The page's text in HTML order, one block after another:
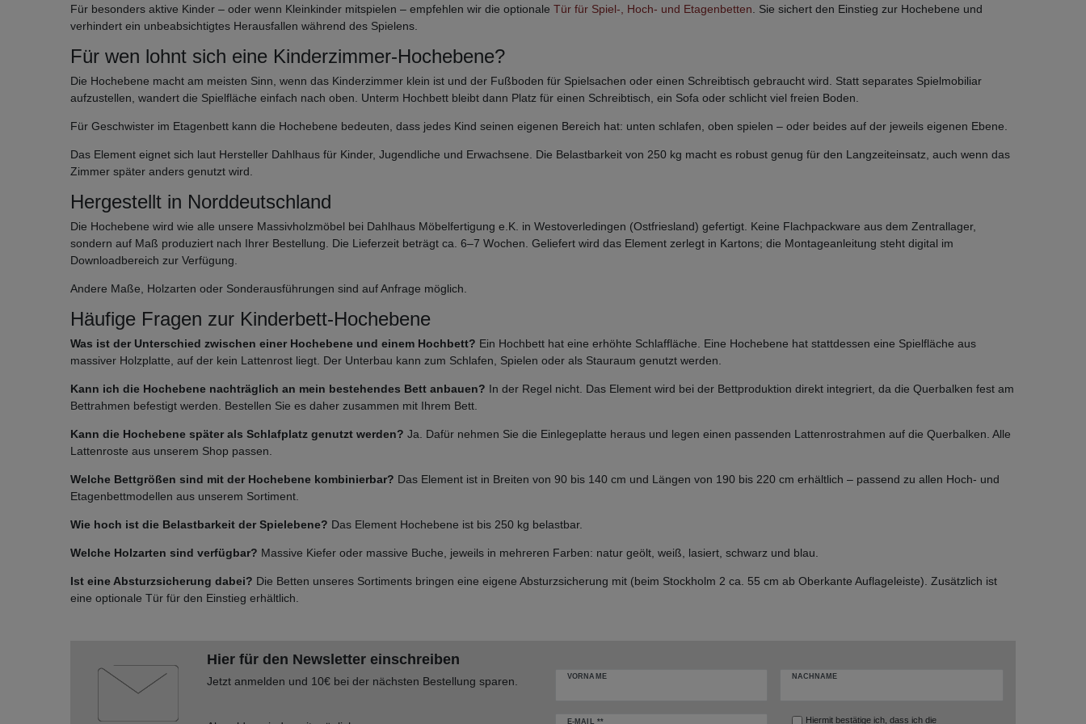
Für besonders aktive Kinder – oder wenn Kleinkinder mitspielen – empfehlen wir die optionale Tür für Spiel-, Hoch- und Etagenbetten . Sie sichert den Einstieg zur Hochebene und
verhindert ein unbeabsichtigtes Herausfallen während des Spielens.
Für wen lohnt sich eine Kinderzimmer-Hochebene?
Die Hochebene macht am meisten Sinn, wenn das Kinderzimmer klein ist und der Fußboden für Spielsachen oder einen Schreibtisch gebraucht wird. Statt separates Spielmobiliar
aufzustellen, wandert die Spielfläche einfach nach oben. Unterm Hochbett bleibt dann Platz für einen Schreibtisch, ein Sofa oder schlicht viel freien Boden.
Für Geschwister im Etagenbett kann die Hochebene bedeuten, dass jedes Kind seinen eigenen Bereich hat: unten schlafen, oben spielen – oder beides auf der jeweils eigenen Ebene.
Das Element eignet sich laut Hersteller Dahlhaus für Kinder, Jugendliche und Erwachsene. Die Belastbarkeit von 250 kg macht es robust genug für den Langzeiteinsatz, auch wenn das
Zimmer später anders genutzt wird.
Hergestellt in Norddeutschland
Die Hochebene wird wie alle unsere Massivholzmöbel bei Dahlhaus Möbelfertigung e.K. in Westoverledingen (Ostfriesland) gefertigt. Keine Flachpackware aus dem Zentrallager,
sondern auf Maß produziert nach Ihrer Bestellung. Die Lieferzeit beträgt ca. 6–7 Wochen. Geliefert wird das Element zerlegt in Kartons; die Montageanleitung steht digital im
Downloadbereich zur Verfügung.
Andere Maße, Holzarten oder Sonderausführungen sind auf Anfrage möglich.
Häufige Fragen zur Kinderbett-Hochebene
Was ist der Unterschied zwischen einer Hochebene und einem Hochbett? Ein Hochbett hat eine erhöhte Schlaffläche. Eine Hochebene hat stattdessen eine Spielfläche aus
massiver Holzplatte, auf der kein Lattenrost liegt. Der Unterbau kann zum Schlafen, Spielen oder als Stauraum genutzt werden.
Kann ich die Hochebene nachträglich an mein bestehendes Bett anbauen? In der Regel nicht. Das Element wird bei der Bettproduktion direkt integriert, da die Querbalken fest am
Bettrahmen befestigt werden. Bestellen Sie es daher zusammen mit Ihrem Bett.
Kann die Hochebene später als Schlafplatz genutzt werden? Ja. Dafür nehmen Sie die Einlegeplatte heraus und legen einen passenden Lattenrostrahmen auf die Querbalken. Alle
Lattenroste aus unserem Shop passen.
Welche Bettgrößen sind mit der Hochebene kombinierbar? Das Element ist in Breiten von 90 bis 140 cm und Längen von 190 bis 220 cm erhältlich – passend zu allen Hoch- und
Etagenbettmodellen aus unserem Sortiment.
Wie hoch ist die Belastbarkeit der Spielebene? Das Element Hochebene ist bis 250 kg belastbar.
Welche Holzarten sind verfügbar? Massive Kiefer oder massive Buche, jeweils in mehreren Farben: natur geölt, weiß, lasiert, schwarz und blau.
Ist eine Absturzsicherung dabei? Die Betten unseres Sortiments bringen eine eigene Absturzsicherung mit (beim Stockholm 2 ca. 55 cm ab Oberkante Auflageleiste). Zusätzlich ist
eine optionale Tür für den Einstieg erhältlich.
Hier für den Newsletter einschreiben
Jetzt anmelden und 10€ bei der nächsten Bestellung sparen. VORNAME NACHNAME
E-MAIL ** Hiermit bestätige ich, dass ich die